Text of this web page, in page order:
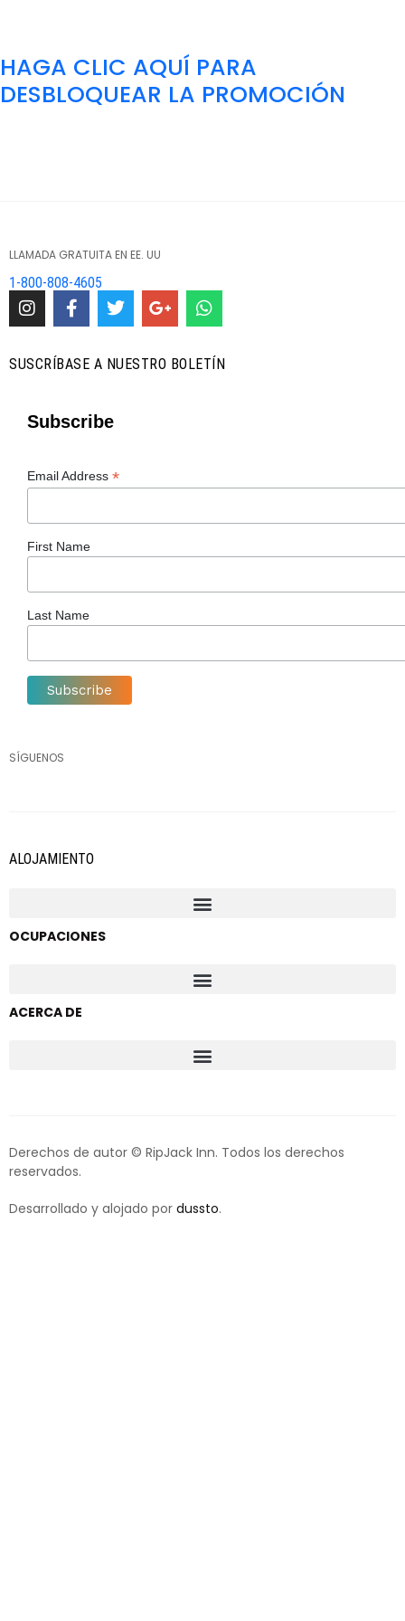
HAGA CLIC AQUÍ PARA
DESBLOQUEAR LA PROMOCIÓN
LLAMADA GRATUITA EN EE. UU
1-800-808-4605
SUSCRÍBASE A NUESTRO BOLETÍN
Subscribe
Email Address *
First Name
Last Name
SÍGUENOS
ALOJAMIENTO
OCUPACIONES
ACERCA DE
Derechos de autor © RipJack Inn. Todos los derechos
reservados.
Desarrollado y alojado por dussto.